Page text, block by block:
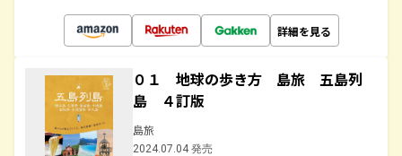
詳細を見る
０１ 地球の歩き方 島旅 五島列
島 ４訂版
島旅
2024.07.04 発売